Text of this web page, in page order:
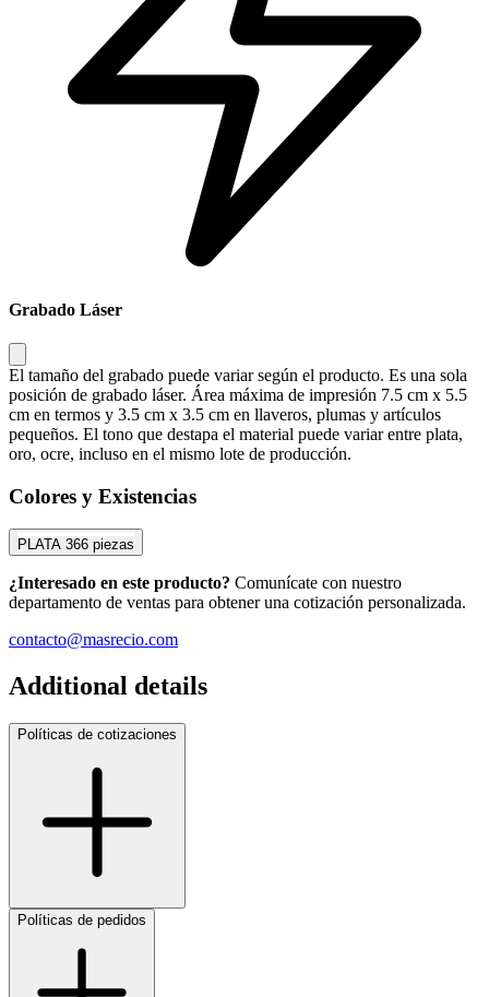
Grabado Láser
El tamaño del grabado puede variar según el producto. Es una sola
posición de grabado láser. Área máxima de impresión 7.5 cm x 5.5
cm en termos y 3.5 cm x 3.5 cm en llaveros, plumas y artículos
pequeños. El tono que destapa el material puede variar entre plata,
oro, ocre, incluso en el mismo lote de producción.
Colores y Existencias
PLATA 366 piezas
¿Interesado en este producto? Comunícate con nuestro
departamento de ventas para obtener una cotización personalizada.
contacto@masrecio.com
Additional details
Políticas de cotizaciones
Políticas de pedidos